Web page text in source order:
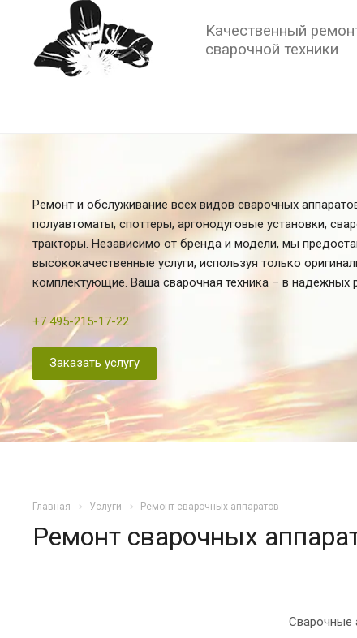
Качественный
сварочной техники
Ремонт и обслуживание всех видов сварочных
полуавтоматы, споттеры, аргонодуговые установки,
тракторы. Независимо от бренда и модели, мы
высококачественные услуги, используя только
комплектующие. Ваша сварочная техника – в надежных
+7 495-215-17-22
Заказать услугу
Главная Услуги Ремонт сварочных аппаратов
Ремонт сварочных
Сварочные